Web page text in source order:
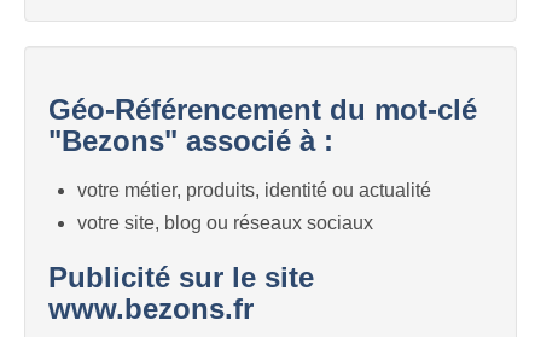
Géo-Référencement du mot-clé
"Bezons" associé à :
votre métier, produits, identité ou actualité
votre site, blog ou réseaux sociaux
Publicité sur le site
www.bezons.fr